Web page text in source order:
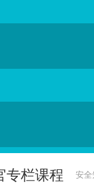
专栏课程 安